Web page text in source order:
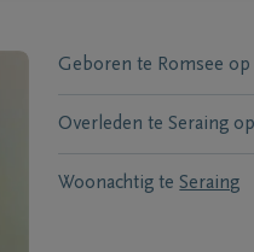
Geboren te Romsee op
Overleden te Seraing op
Woonachtig te Seraing